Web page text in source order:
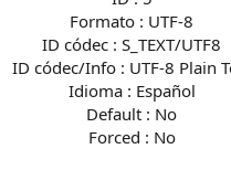
Formato : UTF-8
ID códec : S_TEXT/UTF8
ID códec/Info : UTF-8 Plain
Idioma : Español
Default : No
Forced : No